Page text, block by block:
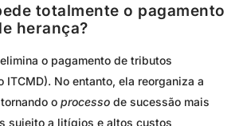
totalmente o pagamento
herança?
o pagamento de tributos
ITCMD). No entanto, ela reorganiza a
o processo de sucessão mais
sujeito a litígios e altos custos